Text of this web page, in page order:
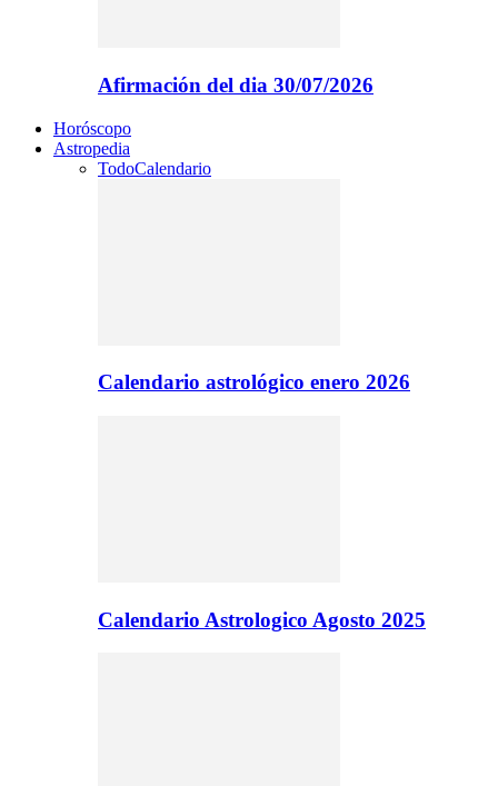
Afirmación del dia 30/07/2026
Horóscopo
Astropedia
TodoCalendario
Calendario astrológico enero 2026
Calendario Astrologico Agosto 2025